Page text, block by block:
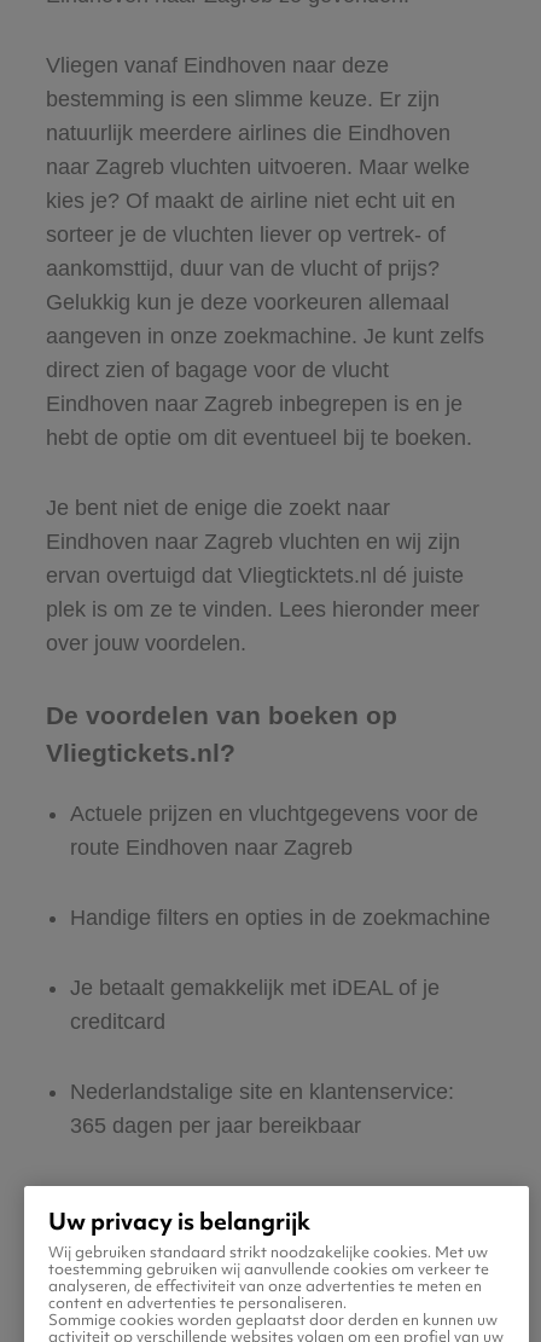
Vliegen vanaf Eindhoven naar deze
bestemming is een slimme keuze. Er zijn
natuurlijk meerdere airlines die Eindhoven
naar Zagreb vluchten uitvoeren. Maar welke
kies je? Of maakt de airline niet echt uit en
sorteer je de vluchten liever op vertrek- of
aankomsttijd, duur van de vlucht of prijs?
Gelukkig kun je deze voorkeuren allemaal
aangeven in onze zoekmachine. Je kunt zelfs
direct zien of bagage voor de vlucht
Eindhoven naar Zagreb inbegrepen is en je
hebt de optie om dit eventueel bij te boeken.
Je bent niet de enige die zoekt naar
Eindhoven naar Zagreb vluchten en wij zijn
ervan overtuigd dat Vliegticktets.nl dé juiste
plek is om ze te vinden. Lees hieronder meer
over jouw voordelen.
De voordelen van boeken op
Vliegtickets.nl?
Actuele prijzen en vluchtgegevens voor de
route Eindhoven naar Zagreb
Handige filters en opties in de zoekmachine
Je betaalt gemakkelijk met iDEAL of je
creditcard
Nederlandstalige site en klantenservice:
365 dagen per jaar bereikbaar
Boek ook direct een hotel of huurauto voor
in Zagreb
Uw privacy is belangrijk
Wij gebruiken standaard strikt noodzakelijke cookies. Met uw
toestemming gebruiken wij aanvullende cookies om verkeer te
analyseren, de effectiviteit van onze advertenties te meten en
content en advertenties te personaliseren.
Sommige cookies worden geplaatst door derden en kunnen uw
activiteit op verschillende websites volgen om een profiel van uw